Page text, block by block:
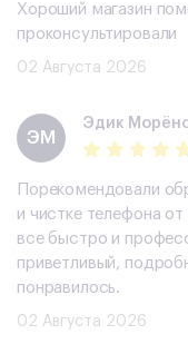
Хороший магазин
проконсультировали
02 Августа 2026
ЭМ
Эдик
Порекомендовали
и чистке телефона
все быстро и
приветливый,
понравилось.
02 Августа 2026